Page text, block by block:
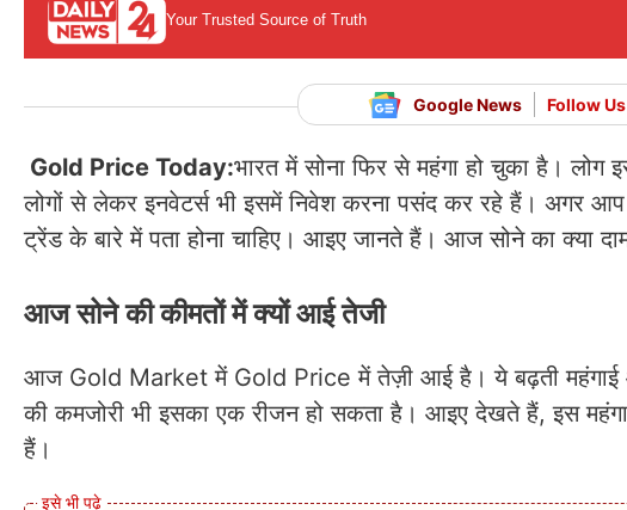
Your Trusted Source of Truth
Google News Follow Us
Gold Price Today:भारत में सोना फिर से महंगा हो चुका है।
लोगों से लेकर इनवेटर्स भी इसमें निवेश करना पसंद कर रहे हैं। अगर
ट्रेंड के बारे में पता होना चाहिए। आइए जानते हैं। आज सोने का क्या
आज सोने की कीमतों में क्यों आई तेजी
आज Gold Market में Gold Price में तेज़ी आई है। ये बढ़ती महंगाई
की कमजोरी भी इसका एक रीजन हो सकता है। आइए देखते हैं, इस
हैं।